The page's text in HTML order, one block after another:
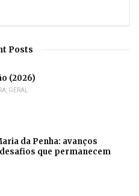
Posts
(2026)
, GERAL
da Penha: avanços
que permanecem